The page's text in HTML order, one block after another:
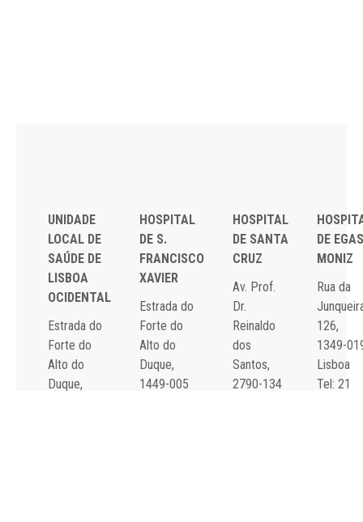
UNIDADE
LOCAL DE
SAÚDE DE
LISBOA
OCIDENTAL
Estrada do
Forte do
Alto do
Duque,
HOSPITAL
DE S.
FRANCISCO
XAVIER
Estrada do
Forte do
Alto do
Duque,
1449-005
HOSPITAL
DE SANTA
CRUZ
Av. Prof.
Dr.
Reinaldo
dos
Santos,
2790-134
DE EGAS
MONIZ
Rua da
126,
1349-
Lisboa
Tel: 21